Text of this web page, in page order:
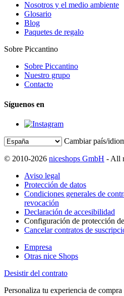
Nosotros y el medio ambiente
Glosario
Blog
Paquetes de regalo
Sobre Piccantino
Sobre Piccantino
Nuestro grupo
Contacto
Síguenos en
Cambiar país/
© 2010-2026 niceshops GmbH - All
Aviso legal
Protección de datos
Condiciones generales de
revocación
Declaración de accesibilidad
Configuración de protección
Cancelar contratos de
Empresa
Otras nice Shops
Desistir del contrato
Personaliza tu experiencia de compra